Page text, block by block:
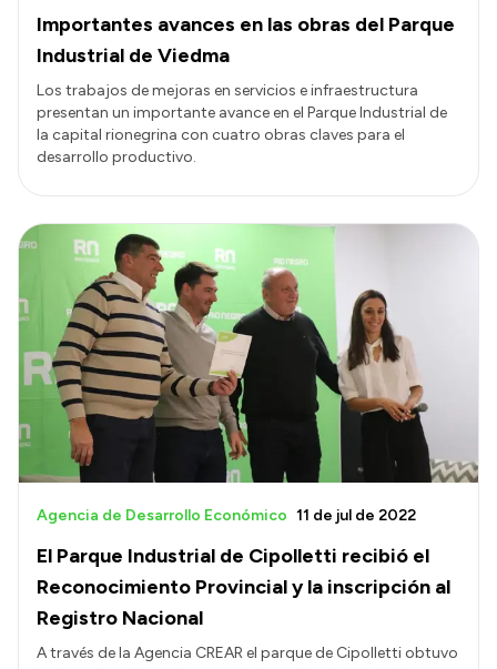
Importantes avances en las obras del Parque
Industrial de Viedma
Los trabajos de mejoras en servicios e infraestructura
presentan un importante avance en el Parque Industrial de
la capital rionegrina con cuatro obras claves para el
desarrollo productivo.
El Parque Industrial de Cipolletti recibió el
Reconocimiento Provincial y la inscripción al
Registro Nacional
Agencia de Desarrollo Económico 11 de jul de 2022
A través de la Agencia CREAR el parque de Cipolletti obtuvo